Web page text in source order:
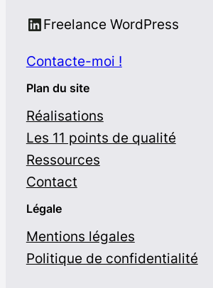
Suis-moi sur LinkedIn Freelance WordPress
Contacte-moi !
Plan du site
Réalisations
Les 11 points de qualité
Ressources
Contact
Légale
Mentions légales
Politique de confidentialité